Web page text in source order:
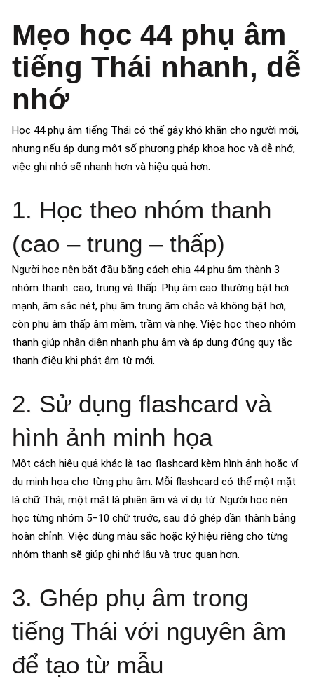
Mẹo học 44 phụ âm
tiếng Thái nhanh, dễ
nhớ
Học 44 phụ âm tiếng Thái có thể gây khó khăn cho người mới,
nhưng nếu áp dụng một số phương pháp khoa học và dễ nhớ,
việc ghi nhớ sẽ nhanh hơn và hiệu quả hơn.
1. Học theo nhóm thanh
(cao – trung – thấp)
Người học nên bắt đầu bằng cách chia 44 phụ âm thành 3
nhóm thanh: cao, trung và thấp. Phụ âm cao thường bật hơi
mạnh, âm sắc nét, phụ âm trung âm chắc và không bật hơi,
còn phụ âm thấp âm mềm, trầm và nhẹ. Việc học theo nhóm
thanh giúp nhận diện nhanh phụ âm và áp dụng đúng quy tắc
thanh điệu khi phát âm từ mới.
2. Sử dụng flashcard và
hình ảnh minh họa
Một cách hiệu quả khác là tạo flashcard kèm hình ảnh hoặc ví
dụ minh họa cho từng phụ âm. Mỗi flashcard có thể một mặt
là chữ Thái, một mặt là phiên âm và ví dụ từ. Người học nên
học từng nhóm 5–10 chữ trước, sau đó ghép dần thành bảng
hoàn chỉnh. Việc dùng màu sắc hoặc ký hiệu riêng cho từng
nhóm thanh sẽ giúp ghi nhớ lâu và trực quan hơn.
3. Ghép phụ âm trong
tiếng Thái với nguyên âm
để tạo từ mẫu